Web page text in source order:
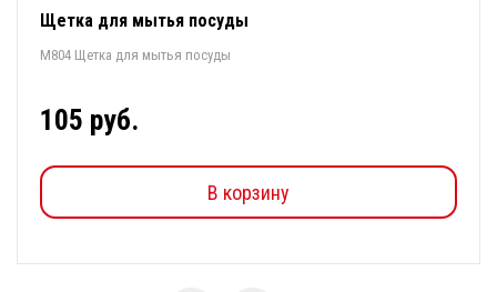
Щетка для мытья посуды
М804 Щетка для мытья посуды
105 руб.
В корзину